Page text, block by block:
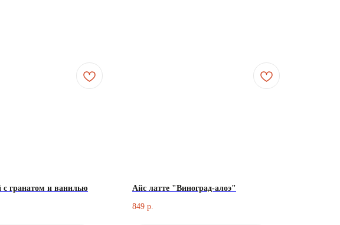
гранатом и ванилью Айс латте "Виноград-алоэ"
849 р.